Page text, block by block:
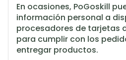
En ocasiones, PoGoskill
información personal a
procesadores de tarjetas
para cumplir con los
entregar productos.